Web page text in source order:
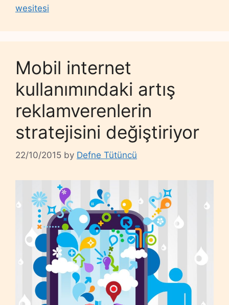
wesitesi
Mobil internet
kullanımındaki artış
reklamverenlerin
stratejisini değiştiriyor
22/10/2015 by Defne Tütüncü